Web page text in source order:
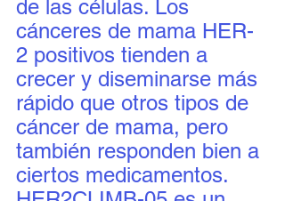
de las células. Los
cánceres de mama HER-
2 positivos tienden a
crecer y diseminarse más
rápido que otros tipos de
cáncer de mama, pero
también responden bien a
ciertos medicamentos.